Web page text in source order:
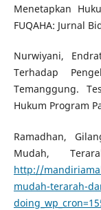
Menetapkan
FUQAHA: Jurnal
Nurwiyani,
Terhadap
Temanggung.
Hukum Program
Ramadhan,
Mudah,
http://
mudah-terarah-